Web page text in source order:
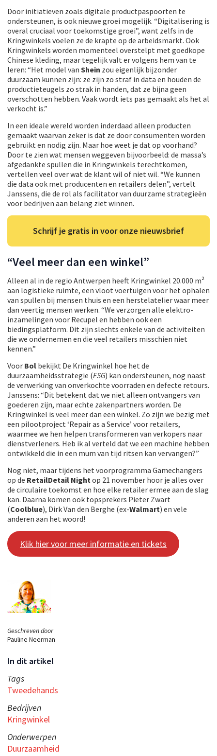
Geschreven door
Pauline Neerman
In dit artikel
Tags
Tweedehands
Bedrijven
Kringwinkel
Onderwerpen
Duurzaamheid
Door initiatieven zoals digitale productpaspoorten te
ondersteunen, is ook nieuwe groei mogelijk. “Digitalisering is
overal cruciaal voor toekomstige groei”, want zelfs in de
Kringwinkels voelen ze de krapte op de arbeidsmarkt. Ook
Kringwinkels worden momenteel overstelpt met goedkope
Chinese kleding, maar tegelijk valt er volgens hem van te
leren: “Het model van Shein zou eigenlijk bijzonder
duurzaam kunnen zijn: ze zijn zo straf in data en houden de
productieteugels zo strak in handen, dat ze bijna geen
overschotten hebben. Vaak wordt iets pas gemaakt als het al
verkocht is.”
In een ideale wereld worden inderdaad alleen producten
gemaakt waarvan zeker is dat ze door consumenten worden
gebruikt en nodig zijn. Maar hoe weet je dat op voorhand?
Door te zien wat mensen weggeven bijvoorbeeld: de massa’s
afgedankte spullen die in Kringwinkels terechtkomen,
vertellen veel over wat de klant wil of niet wil. “We kunnen
die data ook met producenten en retailers delen”, vertelt
Janssens, die de rol als facilitator van duurzame strategieën
voor bedrijven aan belang ziet winnen.
Schrijf je gratis in voor onze nieuwsbrief
“Veel meer dan een winkel”
Alleen al in de regio Antwerpen heeft Kringwinkel 20.000 m²
aan logistieke ruimte, een vloot voertuigen voor het ophalen
van spullen bij mensen thuis en een herstelatelier waar meer
dan veertig mensen werken. “We verzorgen alle elektro-
inzamelingen voor Recupel en hebben ook een
biedingsplatform. Dit zijn slechts enkele van de activiteiten
die we ondernemen en die veel retailers misschien niet
kennen.”
Voor Bol bekijkt De Kringwinkel hoe het de
duurzaamheidsstrategie (ESG) kan ondersteunen, nog naast
de verwerking van onverkochte voorraden en defecte retours.
Janssens: “Dit betekent dat we niet alleen ontvangers van
goederen zijn, maar echte zakenpartners worden. De
Kringwinkel is veel meer dan een winkel. Zo zijn we bezig met
een pilootproject ‘Repair as a Service’ voor retailers,
waarmee we hen helpen transformeren van verkopers naar
dienstverleners. Heb ik al verteld dat we een machine hebben
ontwikkeld die in een mum van tijd ritsen kan vervangen?”
Nog niet, maar tijdens het voorprogramma Gamechangers
op de RetailDetail Nightop 21 november hoor je alles over
de circulaire toekomst en hoe elke retailer ermee aan de slag
kan. Daarna komen ook topsprekers Pieter Zwart
(Coolblue), Dirk Van den Berghe (ex-Walmart) en vele
anderen aan het woord!
Klik hier voor meer informatie en tickets